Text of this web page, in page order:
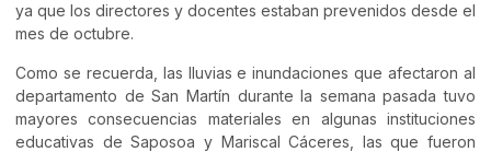
ya que los directores y docentes estaban prevenidos desde el
mes de octubre.
Como se recuerda, las lluvias e inundaciones que afectaron al
departamento de San Martín durante la semana pasada tuvo
mayores consecuencias materiales en algunas instituciones
educativas de Saposoa y Mariscal Cáceres, las que fueron